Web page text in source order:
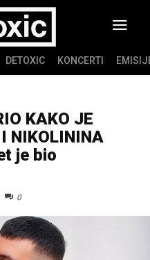
DETOXIC KONCERTI
KAKO JE
NIKOLININA
je bio
0